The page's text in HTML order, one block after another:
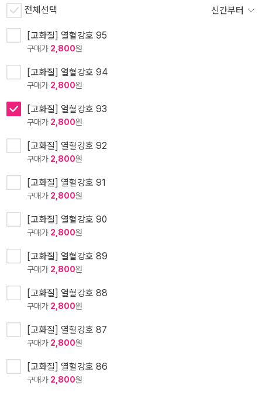
전체선택 신간부터
[고화질] 열혈강호 95
구매가 2,800원
[고화질] 열혈강호 94
구매가 2,800원
[고화질] 열혈강호 93
구매가 2,800원
[고화질] 열혈강호 92
구매가 2,800원
[고화질] 열혈강호 91
구매가 2,800원
[고화질] 열혈강호 90
구매가 2,800원
[고화질] 열혈강호 89
구매가 2,800원
[고화질] 열혈강호 88
구매가 2,800원
[고화질] 열혈강호 87
구매가 2,800원
[고화질] 열혈강호 86
구매가 2,800원